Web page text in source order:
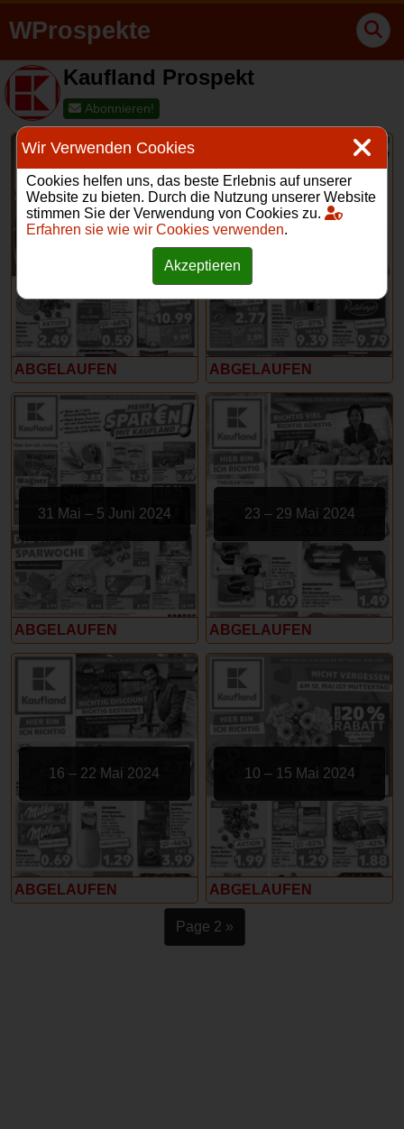
WProspekte
Kaufland Prospekt
Abonnieren!
19 – 25 Juni 2024
ABGELAUFEN
6 – 12 Juni 2024
ABGELAUFEN
31 Mai – 5 Juni 2024
ABGELAUFEN
23 – 29 Mai 2024
ABGELAUFEN
16 – 22 Mai 2024
ABGELAUFEN
10 – 15 Mai 2024
ABGELAUFEN
Page 2 »
Wir Verwenden Cookies
Cookies helfen uns, das beste Erlebnis auf unserer
Website zu bieten. Durch die Nutzung unserer Website
stimmen Sie der Verwendung von Cookies zu.
Erfahren sie wie wir Cookies verwenden.
Akzeptieren